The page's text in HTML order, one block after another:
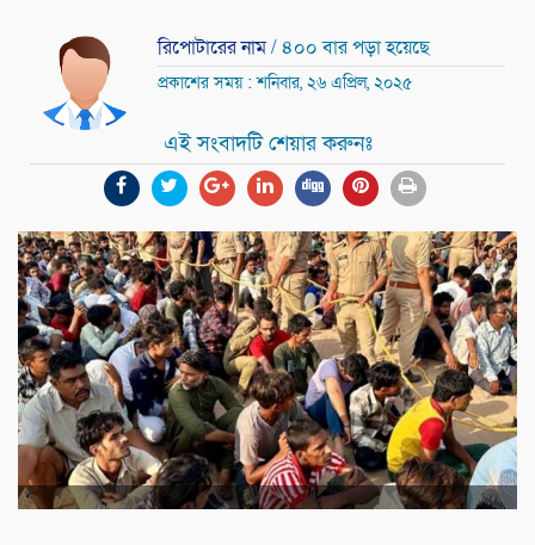
রিপোটারের নাম/ ৪০০ বার পড়া হয়েছে
প্রকাশের সময় : শনিবার, ২৬ এপ্রিল, ২০২৫
এই সংবাদটি শেয়ার করুনঃ